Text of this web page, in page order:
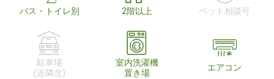
バス・トイレ別 2階以上 ペット相談可
駐車場
(近隣含)
室内洗濯機
置き場
エアコン